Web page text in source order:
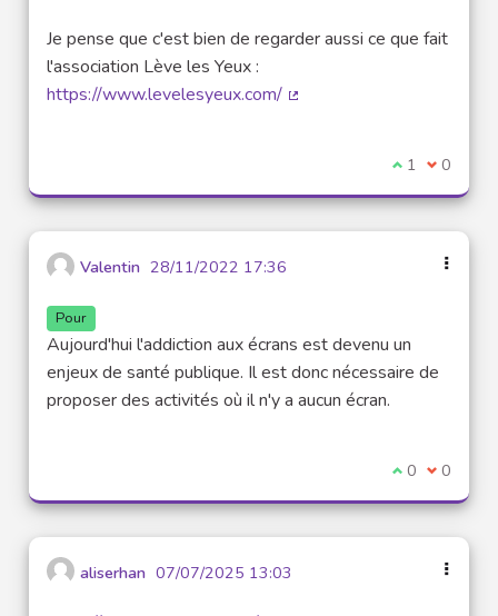
Je pense que c'est bien de regarder aussi ce que fait
l'association Lève les Yeux :
https://www.levelesyeux.com/
Je suis
1 Je ne
0
Valentin 28/11/2022 17:36
Pour
Aujourd'hui l'addiction aux écrans est devenu un
enjeux de santé publique. Il est donc nécessaire de
proposer des activités où il n'y a aucun écran.
Je suis
0 Je ne
0
aliserhan 07/07/2025 13:03